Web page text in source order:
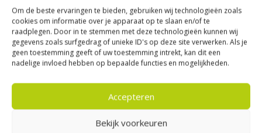
Om de beste ervaringen te bieden, gebruiken wij technologieën zoals
cookies om informatie over je apparaat op te slaan en/of te
raadplegen. Door in te stemmen met deze technologieën kunnen wij
gegevens zoals surfgedrag of unieke ID's op deze site verwerken. Als je
geen toestemming geeft of uw toestemming intrekt, kan dit een
nadelige invloed hebben op bepaalde functies en mogelijkheden.
Accepteren
Bekijk voorkeuren
deze verkeersgeleider zorgt ervoor dat de verkeersstromen op
de juiste manier worden geleid, met veiligheid als prioriteit.
Bijna het gehele Kijlstra assortiment vind je in het
prachtige Heerde.
★ 2.500m² Experience Centre XXL in Heerde!
Kom gezellig langs!